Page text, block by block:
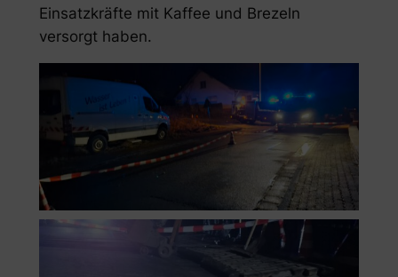
Einsatzkräfte mit Kaffee und Brezeln
versorgt haben.